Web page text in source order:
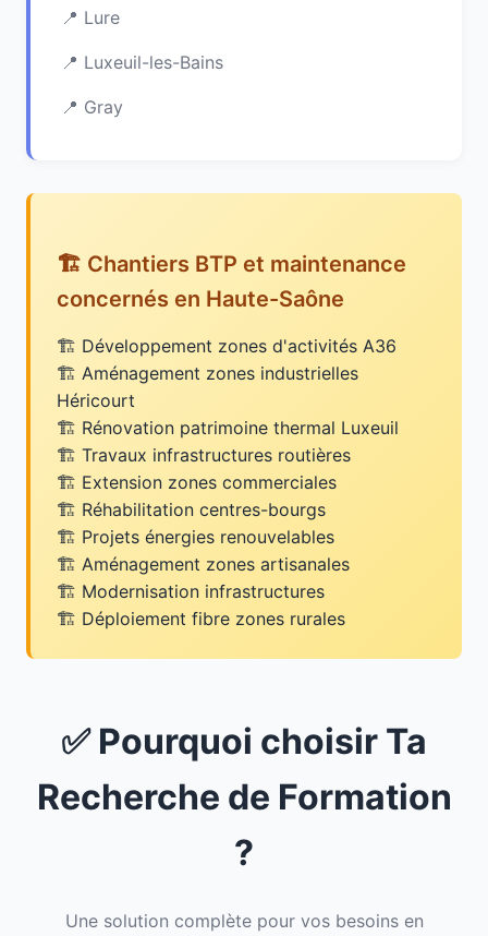
Lure
Luxeuil-les-Bains
Gray
🏗️ Chantiers BTP et maintenance
concernés en Haute-Saône
Développement zones d'activités A36
Aménagement zones industrielles
Héricourt
Rénovation patrimoine thermal Luxeuil
Travaux infrastructures routières
Extension zones commerciales
Réhabilitation centres-bourgs
Projets énergies renouvelables
Aménagement zones artisanales
Modernisation infrastructures
Déploiement fibre zones rurales
✅ Pourquoi choisir Ta
Recherche de Formation
?
Une solution complète pour vos besoins en